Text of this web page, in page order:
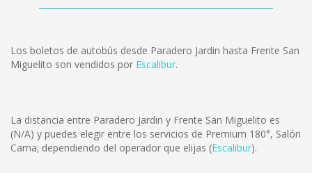
Los boletos de autobús desde Paradero Jardin hasta Frente San
Miguelito son vendidos por Escalibur.
La distancia entre Paradero Jardin y Frente San Miguelito es
(N/A) y puedes elegir entre los servicios de Premium 180°, Salón
Cama; dependiendo del operador que elijas (Escalibur).